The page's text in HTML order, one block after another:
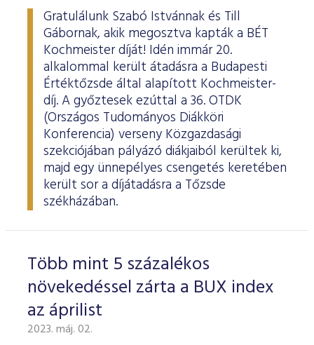
Gratulálunk Szabó Istvánnak és Till
Gábornak, akik megosztva kapták a BÉT
Kochmeister díját! Idén immár 20.
alkalommal került átadásra a Budapesti
Értéktőzsde által alapított Kochmeister-
díj. A győztesek ezúttal a 36. OTDK
(Országos Tudományos Diákköri
Konferencia) verseny Közgazdasági
szekciójában pályázó diákjaiból kerültek ki,
majd egy ünnepélyes csengetés keretében
került sor a díjátadásra a Tőzsde
székházában.
Több mint 5 százalékos
növekedéssel zárta a BUX index
az áprilist
2023. máj. 02.